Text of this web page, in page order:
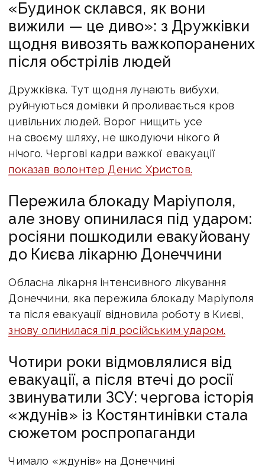
«Будинок склався, як вони
вижили — це диво»: з Дружківки
щодня вивозять важкопоранених
після обстрілів людей
Дружківка. Тут щодня лунають вибухи,
руйнуються домівки й проливається кров
цивільних людей. Ворог нищить усе
на своєму шляху, не шкодуючи нікого й
нічого. Чергові кадри важкої евакуації
показав волонтер Денис Христов.
Пережила блокаду Маріуполя,
але знову опинилася під ударом:
росіяни пошкодили евакуйовану
до Києва лікарню Донеччини
Обласна лікарня інтенсивного лікування
Донеччини, яка пережила блокаду Маріуполя
та після евакуації відновила роботу в Києві,
знову опинилася під російським ударом.
Чотири роки відмовлялися від
евакуації, а після втечі до росії
звинуватили ЗСУ: чергова історія
«ждунів» із Костянтинівки стала
сюжетом роспропаганди
Чимало «ждунів» на Донеччині